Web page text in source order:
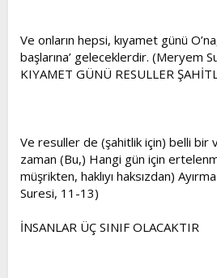
Ve onların hepsi, kıyamet günü
başlarına’ geleceklerdir. (Meryem
KIYAMET GÜNÜ RESULLER
Ve resuller de (şahitlik için) belli bir
zaman (Bu,) Hangi gün için
müşrikten, haklıyı haksızdan)
Suresi, 11-13)
İNSANLAR ÜÇ SINIF OLACAKTIR